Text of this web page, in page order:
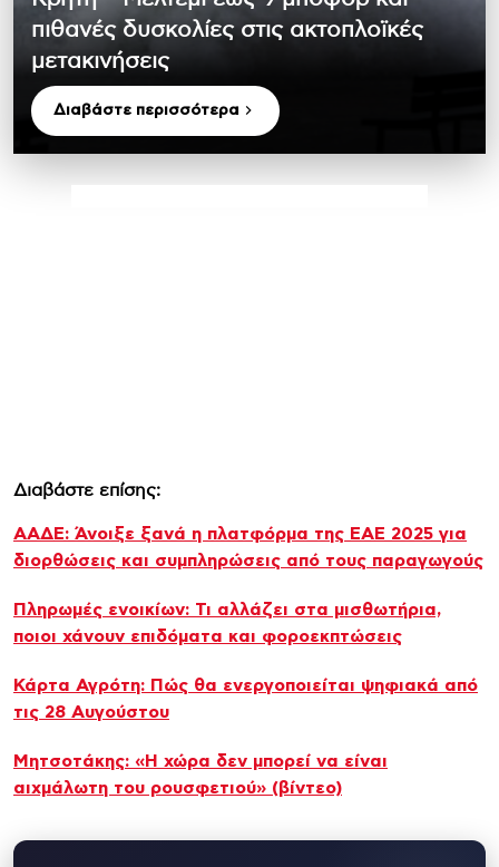
πιθανές δυσκολίες στις ακτοπλοϊκές
μετακινήσεις
Διαβάστε περισσότερα
Διαβάστε επίσης:
ΑΑΔΕ: Άνοιξε ξανά η πλατφόρμα της ΕΑΕ 2025 για
διορθώσεις και συμπληρώσεις από τους παραγωγούς
Πληρωμές ενοικίων: Τι αλλάζει στα μισθωτήρια,
ποιοι χάνουν επιδόματα και φοροεκπτώσεις
Κάρτα Αγρότη: Πώς θα ενεργοποιείται ψηφιακά από
τις 28 Αυγούστου
Μητσοτάκης: «Η χώρα δεν μπορεί να είναι
αιχμάλωτη του ρουσφετιού» (βίντεο)